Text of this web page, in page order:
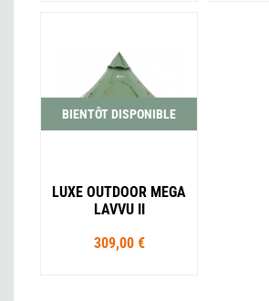
BIENTÔT DISPONIBLE
LUXE OUTDOOR MEGA
LAVVU II
309,00 €